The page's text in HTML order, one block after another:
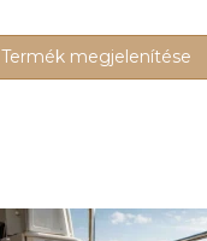
Termék megjelenítése